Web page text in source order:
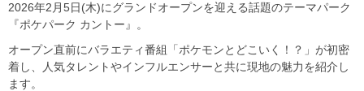
2026年2月5日(木)にグランドオープンを迎える話題のテーマパーク
『ポケパーク カントー』。
オープン直前にバラエティ番組「ポケモンとどこいく！？」が初密
着し、人気タレントやインフルエンサーと共に現地の魅力を紹介し
ます。